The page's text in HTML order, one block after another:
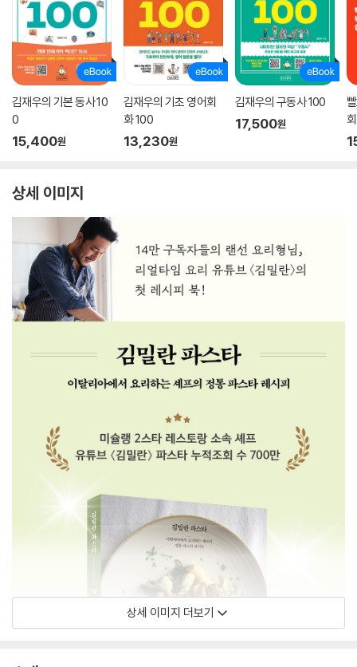
김재우의 기본 동사 10
0
15,400원
김재우의 기초 영어회
화 100
13,230원
김재우의 구동사 100
17,500원
상세 이미지
상세 이미지 더보기